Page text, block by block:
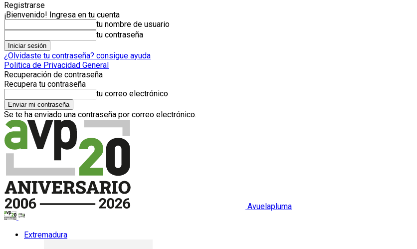
Registrarse
¡Bienvenido! Ingresa en tu cuenta
tu nombre de usuario
tu contraseña
¿Olvidaste tu contraseña? consigue ayuda
Politica de Privacidad General
Recuperación de contraseña
Recupera tu contraseña
tu correo electrónico
Se te ha enviado una contraseña por correo electrónico.
Avuelapluma
Extremadura